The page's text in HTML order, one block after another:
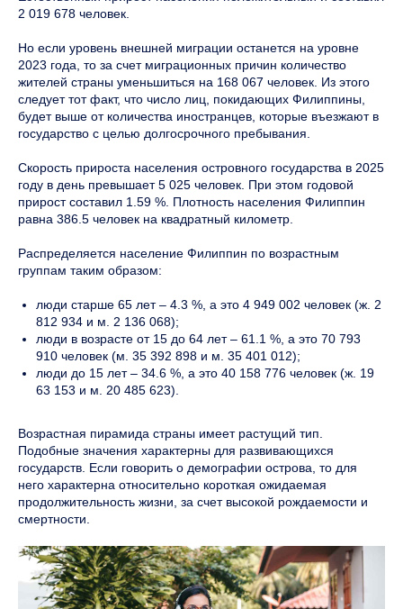
2 019 678 человек.
Но если уровень внешней миграции останется на уровне
2023 года, то за счет миграционных причин количество
жителей страны уменьшиться на 168 067 человек. Из этого
следует тот факт, что число лиц, покидающих Филиппины,
будет выше от количества иностранцев, которые въезжают в
государство с целью долгосрочного пребывания.
Скорость прироста населения островного государства в 2025
году в день превышает 5 025 человек. При этом годовой
прирост составил 1.59 %. Плотность населения Филиппин
равна 386.5 человек на квадратный километр.
Распределяется население Филиппин по возрастным
группам таким образом:
люди старше 65 лет – 4.3 %, а это 4 949 002 человек (ж. 2
812 934 и м. 2 136 068);
люди в возрасте от 15 до 64 лет – 61.1 %, а это 70 793
910 человек (м. 35 392 898 и м. 35 401 012);
люди до 15 лет – 34.6 %, а это 40 158 776 человек (ж. 19
63 153 и м. 20 485 623).
Возрастная пирамида страны имеет растущий тип.
Подобные значения характерны для развивающихся
государств. Если говорить о демографии острова, то для
него характерна относительно короткая ожидаемая
продолжительность жизни, за счет высокой рождаемости и
смертности.